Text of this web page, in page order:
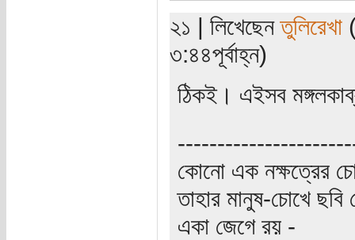
২১ | লিখেছেনতুলিরেখা
৩:৪৪পূর্বাহ্ন)
ঠিকই। এইসব
কোনো এক নক্ষত্রের
তাহার মানুষ-চোখে ছবি
একা জেগে রয় -